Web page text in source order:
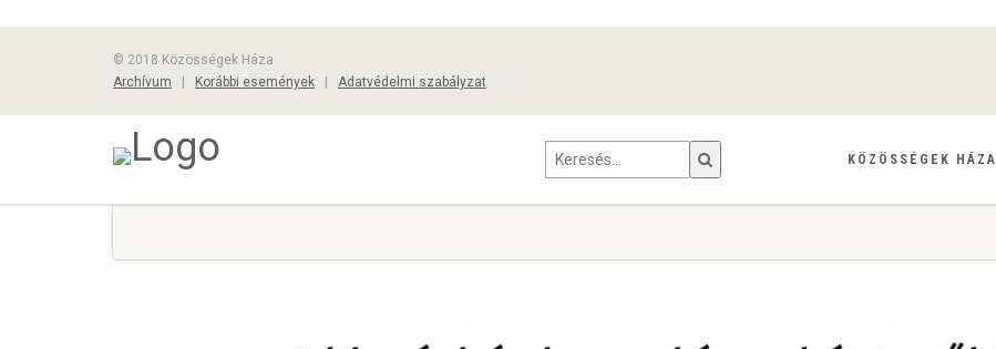
© 2018 Közösségek Háza
Archívum
Korábbi események Adatvédelmi szabályzat
KÖZÖSSÉGEK HÁZA